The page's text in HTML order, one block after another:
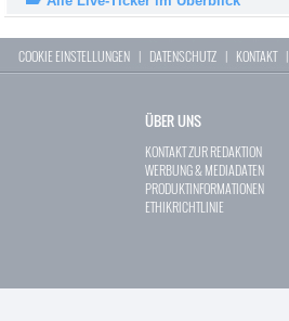
COOKIE EINSTELLUNGEN | DATENSCHUTZ | KONTAKT|
ÜBER UNS
KONTAKT ZUR REDAKTION
WERBUNG & MEDIADATEN
PRODUKTINFORMATIONEN
ETHIKRICHTLINIE